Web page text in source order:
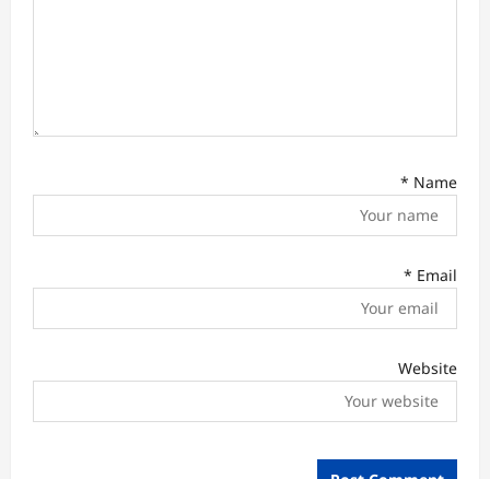
Name
*
Email
*
Website